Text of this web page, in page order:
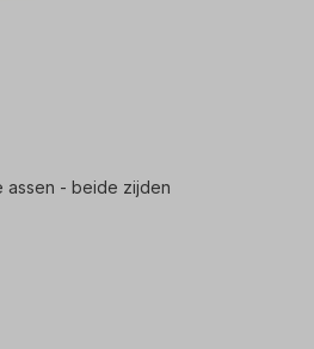
assen - beide zijden